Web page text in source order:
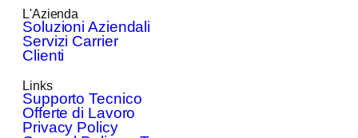
L'Azienda
Soluzioni Aziendali
Servizi Carrier
Clienti
Links
Supporto Tecnico
Offerte di Lavoro
Privacy Policy